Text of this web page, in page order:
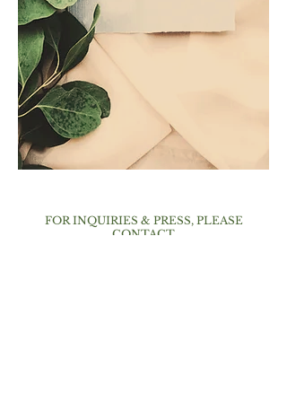
FOR INQUIRIES & PRESS, PLEASE
CONTACT